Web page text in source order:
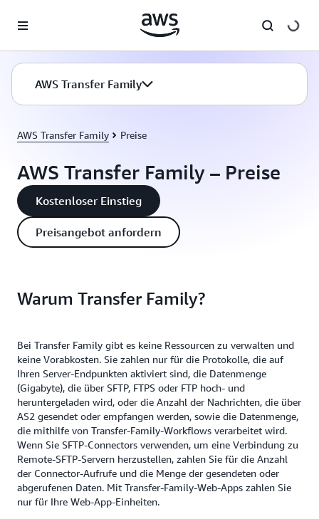
Überspringen zum Hauptinhalt
AWS Transfer Family
AWS Transfer Family Preise
AWS Transfer Family – Preise
Kostenloser Einstieg
Preisangebot anfordern
Warum Transfer Family?
Bei Transfer Family gibt es keine Ressourcen zu verwalten und
keine Vorabkosten. Sie zahlen nur für die Protokolle, die auf
Ihren Server-Endpunkten aktiviert sind, die Datenmenge
(Gigabyte), die über SFTP, FTPS oder FTP hoch- und
heruntergeladen wird, oder die Anzahl der Nachrichten, die über
AS2 gesendet oder empfangen werden, sowie die Datenmenge,
die mithilfe von Transfer-Family-Workflows verarbeitet wird.
Wenn Sie SFTP-Connectors verwenden, um eine Verbindung zu
Remote-SFTP-Servern herzustellen, zahlen Sie für die Anzahl
der Connector-Aufrufe und die Menge der gesendeten oder
abgerufenen Daten. Mit Transfer-Family-Web-Apps zahlen Sie
nur für Ihre Web-App-Einheiten.